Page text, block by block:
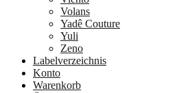
Volans
Yadê Couture
Yuli
Zeno
Labelverzeichnis
Konto
Warenkorb